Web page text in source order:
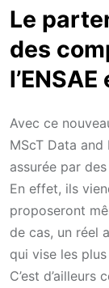
Le
des
Avec ce
MScT Data
assurée par
En effet, ils
proposeront
de cas, un réel
qui vise les
C’est